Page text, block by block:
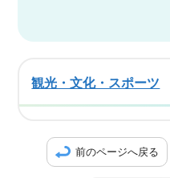
観光・文化・スポーツ
前のページへ戻る